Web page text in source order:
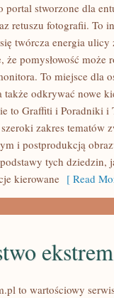
stworzone dla
retuszu fotografii. To
twórcza energia
że pomysłowość
To miejsce dla
także odkrywać nowe
to Graffiti i Poradniki i
zakres tematów
i postprodukcją
tych dziedzin,
kierowane [ Read
to wartościowy